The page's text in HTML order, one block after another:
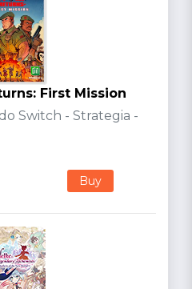
First Mission
Switch - Strategia -
Buy